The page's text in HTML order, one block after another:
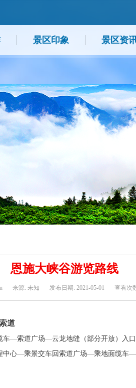
景区印象 景区资
恩施大峡谷游览路线
来源: 未知 发布日期: 2021-05-01 查看次
道
—索道广场—云龙地缝（部分开放）入
心—乘景交车回索道广场—乘地面缆车—